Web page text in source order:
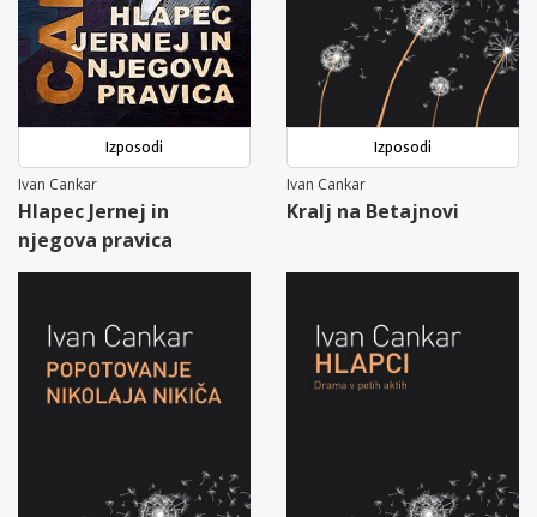
Izposodi
Ivan Cankar
Hlapec Jernej in
njegova pravica
Izposodi
Ivan Cankar
Kralj na Betajnovi